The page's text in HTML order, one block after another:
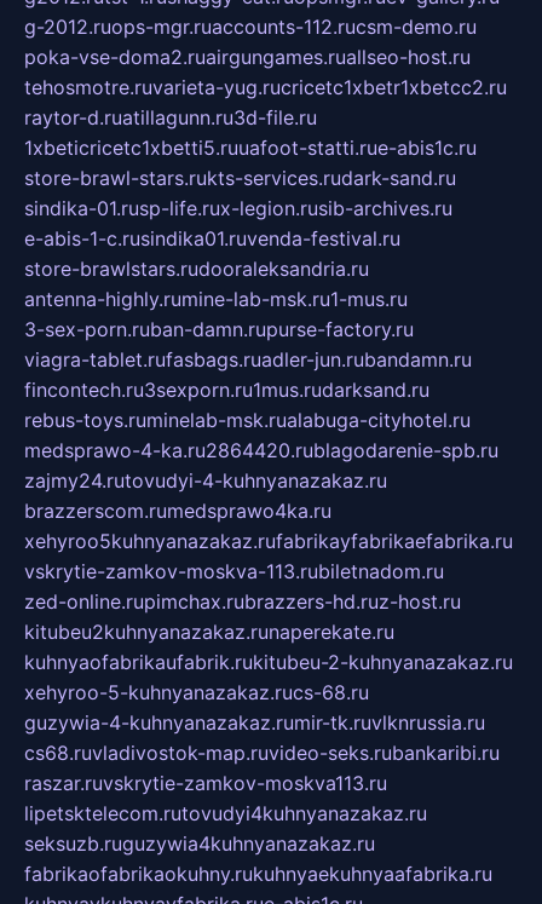
g-2012.ruops-mgr.ruaccounts-112.rucsm-demo.ru
poka-vse-doma2.ruairgungames.ruallseo-host.ru
tehosmotre.ruvarieta-yug.rucricetc1xbetr1xbetcc2.ru
raytor-d.ruatillagunn.ru3d-file.ru
1xbeticricetc1xbetti5.ruuafoot-statti.rue-abis1c.ru
store-brawl-stars.rukts-services.rudark-sand.ru
sindika-01.rusp-life.rux-legion.rusib-archives.ru
e-abis-1-c.rusindika01.ruvenda-festival.ru
store-brawlstars.rudooraleksandria.ru
antenna-highly.rumine-lab-msk.ru1-mus.ru
3-sex-porn.ruban-damn.rupurse-factory.ru
viagra-tablet.rufasbags.ruadler-jun.rubandamn.ru
fincontech.ru3sexporn.ru1mus.rudarksand.ru
rebus-toys.ruminelab-msk.rualabuga-cityhotel.ru
medsprawo-4-ka.ru2864420.rublagodarenie-spb.ru
zajmy24.rutovudyi-4-kuhnyanazakaz.ru
brazzerscom.rumedsprawo4ka.ru
xehyroo5kuhnyanazakaz.rufabrikayfabrikaefabrika.ru
vskrytie-zamkov-moskva-113.rubiletnadom.ru
zed-online.rupimchax.rubrazzers-hd.ruz-host.ru
kitubeu2kuhnyanazakaz.runaperekate.ru
kuhnyaofabrikaufabrik.rukitubeu-2-kuhnyanazakaz.ru
xehyroo-5-kuhnyanazakaz.rucs-68.ru
guzywia-4-kuhnyanazakaz.rumir-tk.ruvlknrussia.ru
cs68.ruvladivostok-map.ruvideo-seks.rubankaribi.ru
raszar.ruvskrytie-zamkov-moskva113.ru
lipetsktelecom.rutovudyi4kuhnyanazakaz.ru
seksuzb.ruguzywia4kuhnyanazakaz.ru
fabrikaofabrikaokuhny.rukuhnyaekuhnyaafabrika.ru